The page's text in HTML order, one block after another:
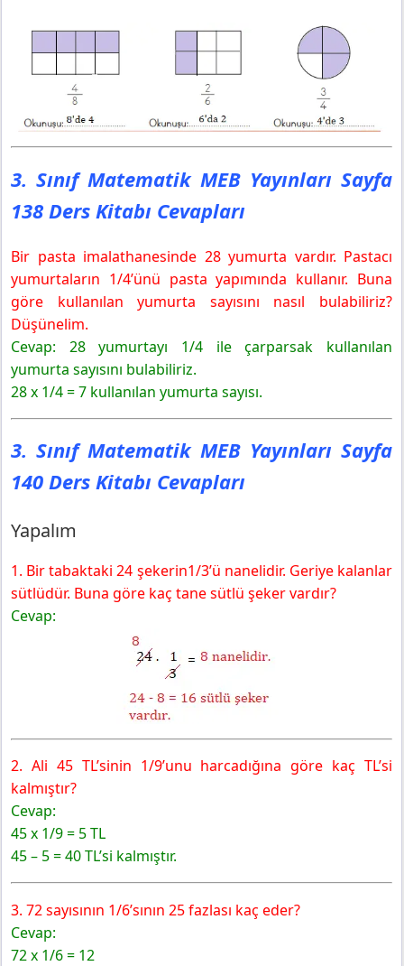
3. Sınıf Matematik MEB Yayınları Sayfa
138 Ders Kitabı Cevapları
Bir pasta imalathanesinde 28 yumurta vardır. Pastacı
yumurtaların 1/4’ünü pasta yapımında kullanır. Buna
göre kullanılan yumurta sayısını nasıl bulabiliriz?
Düşünelim.
Cevap: 28 yumurtayı 1/4 ile çarparsak kullanılan
yumurta sayısını bulabiliriz.
28 x 1/4 = 7 kullanılan yumurta sayısı.
3. Sınıf Matematik MEB Yayınları Sayfa
140 Ders Kitabı Cevapları
Yapalım
1. Bir tabaktaki 24 şekerin1/3’ü nanelidir. Geriye kalanlar
sütlüdür. Buna göre kaç tane sütlü şeker vardır?
Cevap:
2. Ali 45 TL’sinin 1/9’unu harcadığına göre kaç TL’si
kalmıştır?
Cevap:
45 x 1/9 = 5 TL
45 – 5 = 40 TL’si kalmıştır.
3. 72 sayısının 1/6’sının 25 fazlası kaç eder?
Cevap:
72 x 1/6 = 12